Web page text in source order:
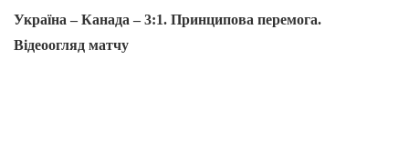
Україна – Канада – 3:1. Принципова перемога.
Відеоогляд матчу